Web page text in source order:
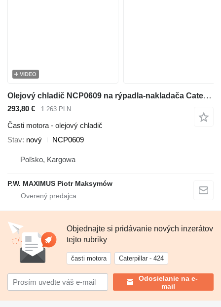
VIDEO
Olejový chladič NCP0609 na rýpadla-nakladača Caterpillar 416E , 432E , 420E , 442E , 434E , 422E , 444E , 428E
293,80 € 1 263 PLN
Časti motora - olejový chladič
Stav nový NCP0609
Poľsko, Kargowa
P.W. MAXIMUS Piotr Maksymów
Objednajte si pridávanie nových inzerátov
tejto rubriky
časti motora Caterpillar - 424
Odosielanie na e-
mail